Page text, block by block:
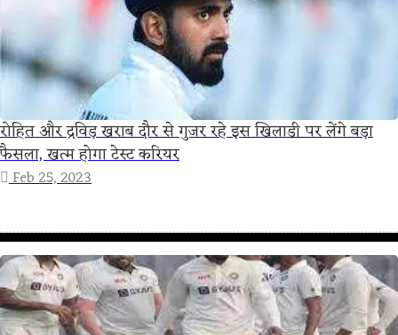
रोहित और द्रविड़ खराब दौर से गुजर रहे इस खिलाडी पर लेंगे बड़ा
फैसला, खत्म होगा टेस्ट करियर
Feb 25, 2023